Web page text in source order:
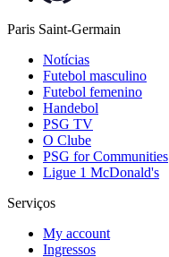
Paris Saint-Germain
Notícias
Futebol masculino
Futebol femenino
Handebol
PSG TV
O Clube
PSG for Communities
Ligue 1 McDonald's
Serviços
My account
Ingressos